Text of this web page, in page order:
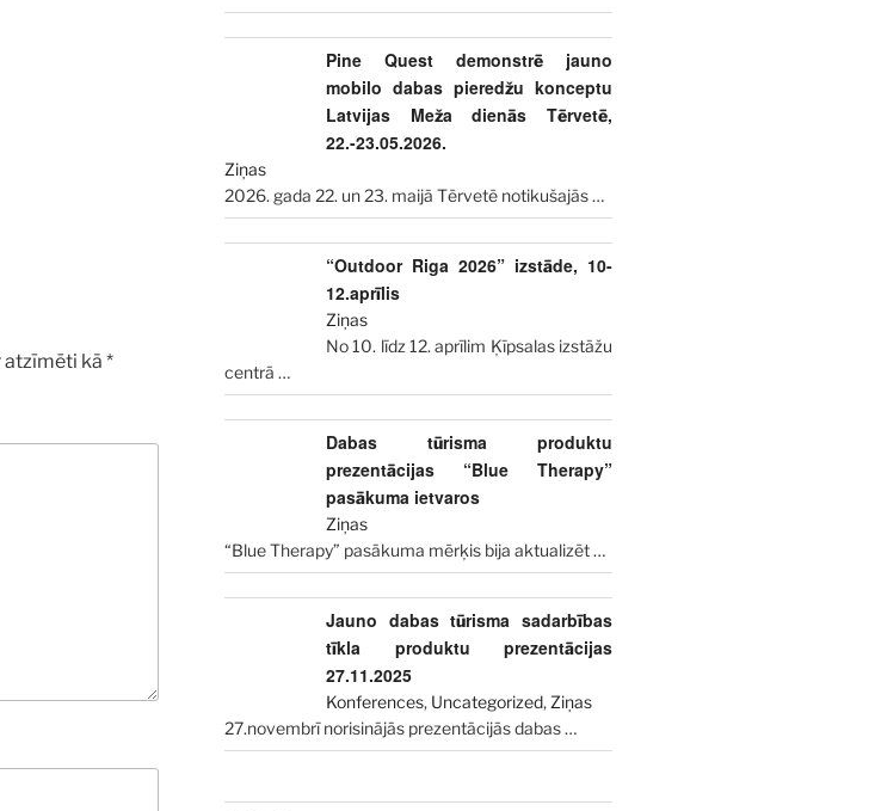
atzīmēti kā *
Pine Quest demonstrē jauno
mobilo dabas pieredžu konceptu
Latvijas Meža dienās Tērvetē,
22.-23.05.2026.
Ziņas
2026. gada 22. un 23. maijā Tērvetē notikušajās…
“Outdoor Riga 2026” izstāde, 10-
12.aprīlis
Ziņas
No 10. līdz 12. aprīlim Ķīpsalas izstāžu
centrā …
Dabas tūrisma produktu
prezentācijas “Blue Therapy”
pasākuma ietvaros
Ziņas
“Blue Therapy” pasākuma mērķis bija aktualizēt…
Jauno dabas tūrisma sadarbības
tīkla produktu prezentācijas
27.11.2025
Konferences, Uncategorized, Ziņas
27.novembrī norisinājās prezentācijās dabas…